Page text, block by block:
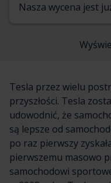
Nasza wycena jest
Tesla przez wielu
przyszłości. Tesla
udowodnić, że
są lepsze od
po raz pierwszy
pierwszemu masowo
samochodowi